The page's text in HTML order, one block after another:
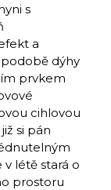
s
a
podobě dýhy
prvkem
cihlovou
si pán
v létě stará o
prostoru